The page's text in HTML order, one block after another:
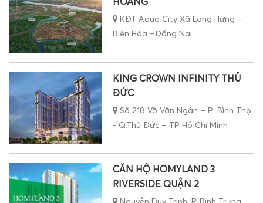
HOÀNG
KĐT Aqua City Xã Long Hưng –
Biên Hòa –Đồng Nai
KING CROWN INFINITY THỦ
ĐỨC
Số 218 Võ Văn Ngân – P .Bình Thọ
- Q.Thủ Đức – TP Hồ Chí Minh
CĂN HỘ HOMYLAND 3
RIVERSIDE QUẬN 2